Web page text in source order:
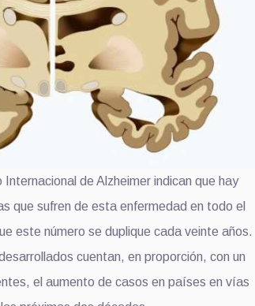
de Alzheimer indican que hay
que sufren de esta enfermedad en todo el
este número se duplique cada veinte años.
cuentan, en proporción, con un
el aumento de casos en países en vías